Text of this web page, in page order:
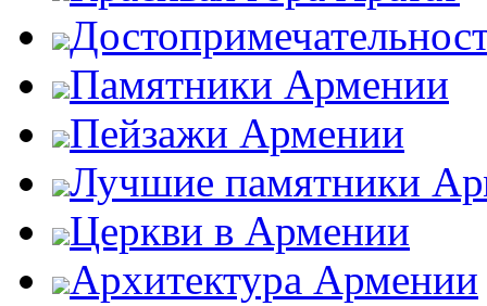
Памятники Армении
Пейзажи Армении
Лучшие памятники
Церкви в Армении
Архитектура Армении